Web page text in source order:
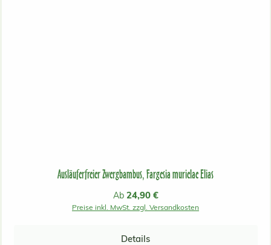
Ausläuferfreier Zwergbambus, Fargesia murielae Elias
Regulärer Preis:
Ab 24,90 €
Preise inkl. MwSt. zzgl. Versandkosten
Details